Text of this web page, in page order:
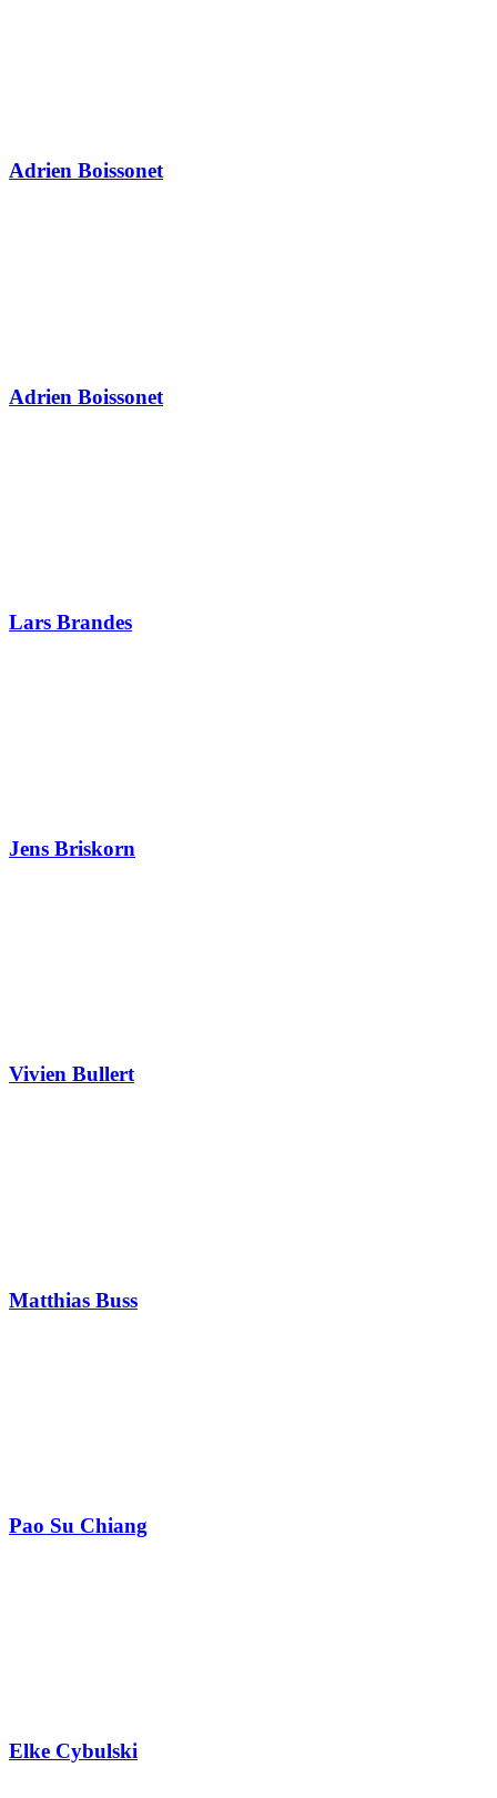
Adrien Boissonet
Adrien Boissonet
Lars Brandes
Jens Briskorn
Vivien Bullert
Matthias Buss
Pao Su Chiang
Elke Cybulski